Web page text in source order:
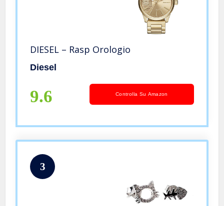
DIESEL – Rasp Orologio
Diesel
9.6 Controlla Su Amazon
3